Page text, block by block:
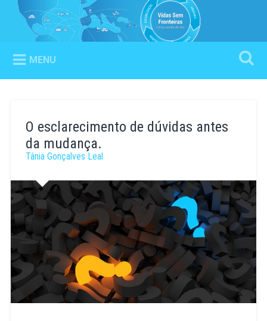
conteúdo
PesquisaVidas Sem Fronteiras
Living outside the box
MENU
O esclarecimento de dúvidas antes
da mudança.
Tânia Gonçalves Leal